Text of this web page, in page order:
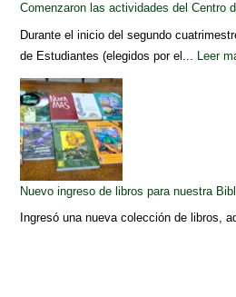
Comenzaron las actividades del Centro
Durante el inicio del segundo
de Estudiantes (elegidos por el...
Leer
Nuevo ingreso de libros para nuestra
Ingresó una nueva colección de libros,